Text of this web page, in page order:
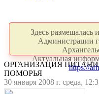
Здесь размещалась
Администрации
Актуальная
https://
ОРГАНИЗАЦИЯ
ПОМОРЬЯ
30 января 2008 г. среда,